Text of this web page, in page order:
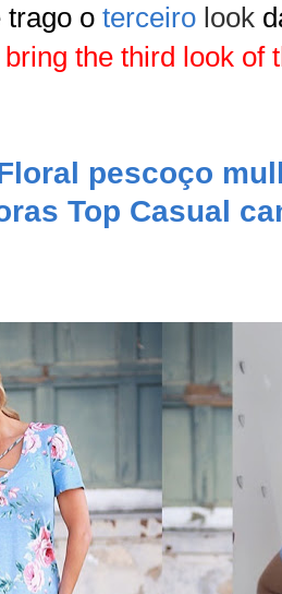
trago o terceiro look
bring the third look of
pescoço
Top Casual